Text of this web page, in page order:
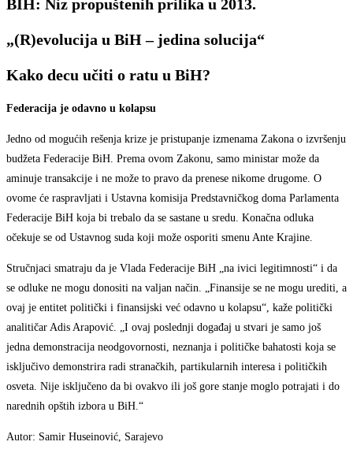
BIH: Niz propuštenih prilika u 2013.
„(R)evolucija u BiH – jedina solucija“
Kako decu učiti o ratu u BiH?
Federacija je odavno u kolapsu
Jedno od mogućih rešenja krize je pristupanje izmenama Zakona o izvršenju
budžeta Federacije BiH. Prema ovom Zakonu, samo ministar može da
aminuje transakcije i ne može to pravo da prenese nikome drugome. O
ovome će raspravljati i Ustavna komisija Predstavničkog doma Parlamenta
Federacije BiH koja bi trebalo da se sastane u sredu. Konačna odluka
očekuje se od Ustavnog suda koji može osporiti smenu Ante Krajine.
Stručnjaci smatraju da je Vlada Federacije BiH „na ivici legitimnosti“ i da
se odluke ne mogu donositi na valjan način. „Finansije se ne mogu urediti, a
ovaj je entitet politički i finansijski već odavno u kolapsu“, kaže politički
analitičar Adis Arapović. „I ovaj poslednji događaj u stvari je samo još
jedna demonstracija neodgovornosti, neznanja i političke bahatosti koja se
isključivo demonstrira radi stranačkih, partikularnih interesa i političkih
osveta. Nije isključeno da bi ovakvo ili još gore stanje moglo potrajati i do
narednih opštih izbora u BiH.“
Autor: Samir Huseinović, Sarajevo